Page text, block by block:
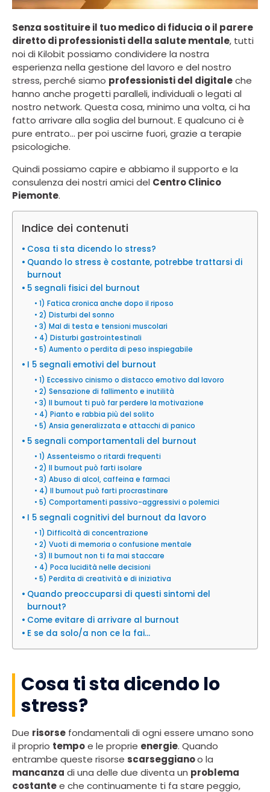
Senza sostituire il tuo medico di fiducia o il parere
diretto di professionisti della salute mentale, tutti
noi di Kilobit possiamo condividere la nostra
esperienza nella gestione del lavoro e del nostro
stress, perché siamo professionisti del digitaleche
hanno anche progetti paralleli, individuali o legati al
nostro network. Questa cosa, minimo una volta, ci ha
fatto arrivare alla soglia del burnout. E qualcuno ci è
pure entrato… per poi uscirne fuori, grazie a terapie
psicologiche.
Quindi possiamo capire e abbiamo il supporto e la
consulenza dei nostri amici del Centro Clinico
Piemonte.
Indice dei contenuti
Cosa ti sta dicendo lo stress?
Quando lo stress è costante, potrebbe trattarsi di
burnout
5 segnali fisici del burnout
1) Fatica cronica anche dopo il riposo
2) Disturbi del sonno
3) Mal di testa e tensioni muscolari
4) Disturbi gastrointestinali
5) Aumento o perdita di peso inspiegabile
I 5 segnali emotivi del burnout
1) Eccessivo cinismo o distacco emotivo dal lavoro
2) Sensazione di fallimento e inutilità
3) Il burnout ti può far perdere la motivazione
4) Pianto e rabbia più del solito
5) Ansia generalizzata e attacchi di panico
5 segnali comportamentali del burnout
1) Assenteismo o ritardi frequenti
2) Il burnout può farti isolare
3) Abuso di alcol, caffeina e farmaci
4) Il burnout può farti procrastinare
5) Comportamenti passivo-aggressivi o polemici
I 5 segnali cognitivi del burnout da lavoro
1) Difficoltà di concentrazione
2) Vuoti di memoria o confusione mentale
3) Il burnout non ti fa mai staccare
4) Poca lucidità nelle decisioni
5) Perdita di creatività e di iniziativa
Quando preoccuparsi di questi sintomi del
burnout?
Come evitare di arrivare al burnout
E se da solo/a non ce la fai…
Cosa ti sta dicendo lo
stress?
Due risorse fondamentali di ogni essere umano sono
il proprio tempoe le proprie energie. Quando
entrambe queste risorse scarseggianoo la
mancanza di una delle due diventa un problema
costantee che continuamente ti fa stare peggio,